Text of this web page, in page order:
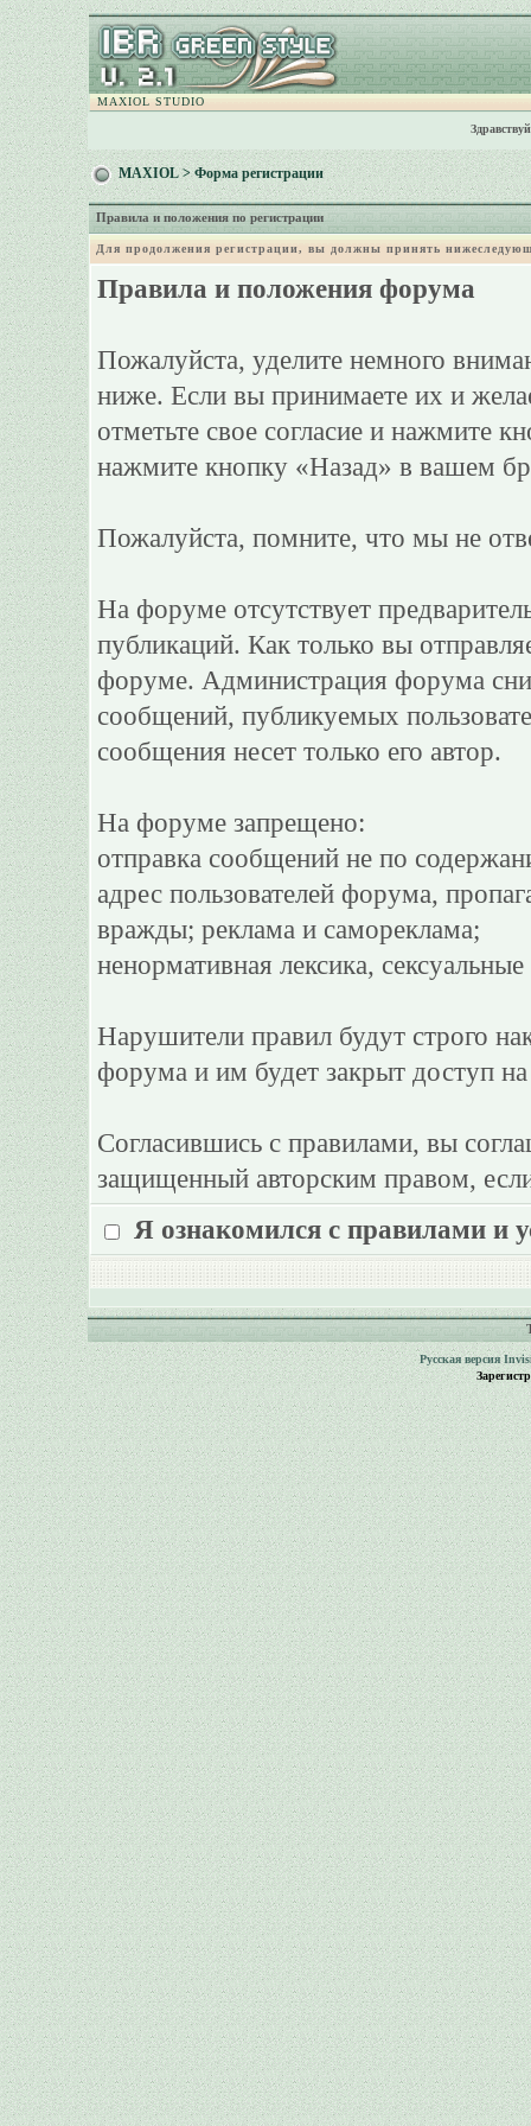
MAXIOL STUDIO
MAXIOL> Форма регистрации
Правила и положения по регистрации
Для продолжения регистрации, вы должны принять
Правила и положения форума
Пожалуйста, уделите немного
ниже. Если вы принимаете их и
отметьте свое согласие и нажмите
нажмите кнопку «Назад» в вашем
Пожалуйста, помните, что мы не
На форуме отсутствует
публикаций. Как только вы
форуме. Администрация форума
сообщений, публикуемых
сообщения несет только его автор.
На форуме запрещено:
отправка сообщений не по
адрес пользователей форума,
вражды; реклама и самореклама;
ненормативная лексика,
Нарушители правил будут строго
форума и им будет закрыт доступ
Согласившись с правилами, вы
защищенный авторским правом,
Я ознакомился с правилами и
Русская версия